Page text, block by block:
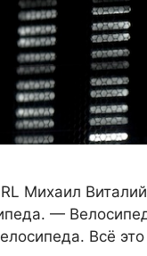
Михаил
—
Всё